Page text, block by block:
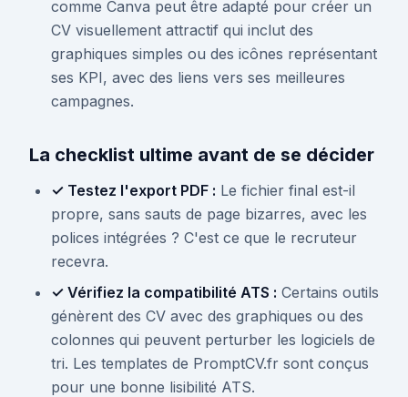
comme Canva peut être adapté pour créer un
CV visuellement attractif qui inclut des
graphiques simples ou des icônes représentant
ses KPI, avec des liens vers ses meilleures
campagnes.
La checklist ultime avant de se décider
✓ Testez l'export PDF : Le fichier final est-il
propre, sans sauts de page bizarres, avec les
polices intégrées ? C'est ce que le recruteur
recevra.
✓ Vérifiez la compatibilité ATS : Certains outils
génèrent des CV avec des graphiques ou des
colonnes qui peuvent perturber les logiciels de
tri. Les templates de PromptCV.fr sont conçus
pour une bonne lisibilité ATS.